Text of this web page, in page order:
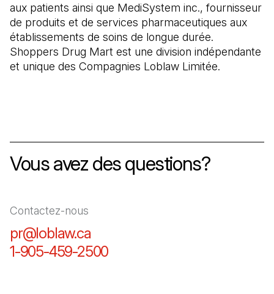
aux patients ainsi que MediSystem inc., fournisseur
de produits et de services pharmaceutiques aux
établissements de soins de longue durée.
Shoppers Drug Mart est une division indépendante
et unique des Compagnies Loblaw Limitée.
Vous avez des questions?
Contactez-nous
pr@loblaw.ca
1-905-459-2500